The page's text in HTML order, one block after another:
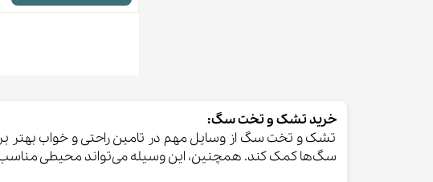
خرید تشک و تخت سگ:
تشک و تخت سگ از وسایل مهم در تامین راحتی و خواب بهتر
سگ‌ها کمک کند. همچنین، این وسیله می‌تواند محیطی مناسب